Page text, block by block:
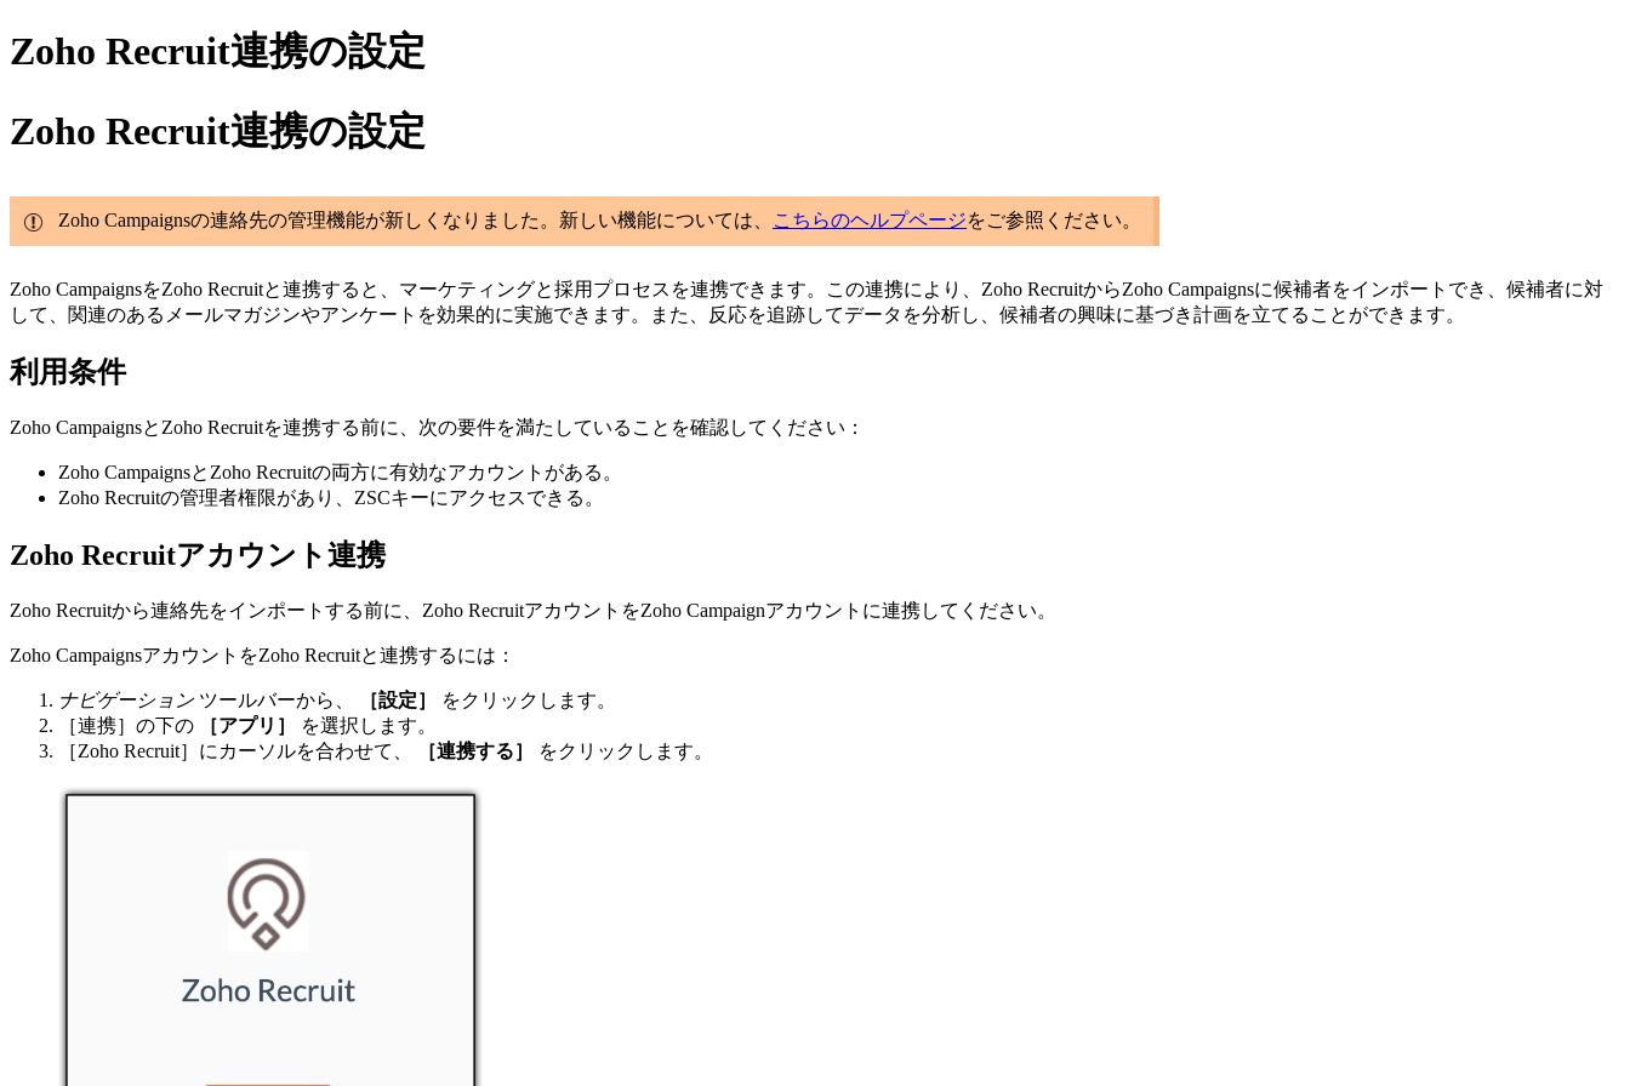
Zoho Recruit連携の設定
Zoho Recruit連携の設定
Zoho Campaignsの連絡先の管理機能が新しくなりました。新しい機能については、 こちらのヘルプページをご参照ください。
Zoho CampaignsをZoho Recruitと連携すると、マーケティングと採用プロセスを連携できます。この連携により、Zoho RecruitからZoho Campaignsに候補者をインポートでき、候補者に対
して、関連のあるメールマガジンやアンケートを効果的に実施できます。また、反応を追跡してデータを分析し、候補者の興味に基づき計画を立てることができます。
利用条件
Zoho CampaignsとZoho Recruitを連携する前に、次の要件を満たしていることを確認してください：
Zoho CampaignsとZoho Recruitの両方に有効なアカウントがある。
Zoho Recruitの管理者権限があり、ZSCキーにアクセスできる。
Zoho Recruitアカウント連携
Zoho Recruitから連絡先をインポートする前に、Zoho RecruitアカウントをZoho Campaignアカウントに連携してください。
Zoho CampaignsアカウントをZoho Recruitと連携するには：
ナビゲーション ツールバーから、 ［設定］
をクリックします。
［連携］の下の
［アプリ］
を選択します。
［Zoho Recruit］にカーソルを合わせて、
［連携する］ をクリックします。